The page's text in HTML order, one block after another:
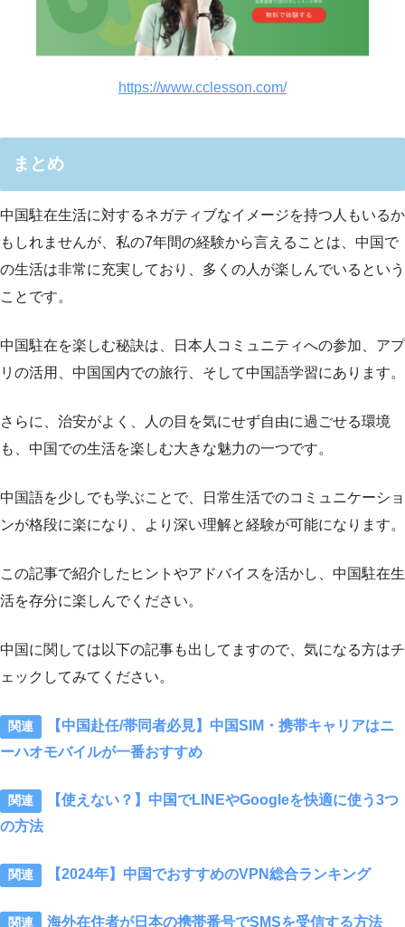
https://www.cclesson.com/
まとめ
中国駐在生活に対するネガティブなイメージを持つ人もいるか
もしれませんが、私の7年間の経験から言えることは、中国で
の生活は非常に充実しており、多くの人が楽しんでいるという
ことです。
中国駐在を楽しむ秘訣は、日本人コミュニティへの参加、アプ
リの活用、中国国内での旅行、そして中国語学習にあります。
さらに、治安がよく、人の目を気にせず自由に過ごせる環境
も、中国での生活を楽しむ大きな魅力の一つです。
中国語を少しでも学ぶことで、日常生活でのコミュニケーショ
ンが格段に楽になり、より深い理解と経験が可能になります。
この記事で紹介したヒントやアドバイスを活かし、中国駐在生
活を存分に楽しんでください。
中国に関しては以下の記事も出してますので、気になる方はチ
ェックしてみてください。
【中国赴任/帯同者必見】中国SIM・携帯キャリアはニ
ーハオモバイルが一番おすすめ
【使えない？】中国でLINEやGoogleを快適に使う3つ
の方法
【2024年】中国でおすすめのVPN総合ランキング
海外在住者が日本の携帯番号でSMSを受信する方法